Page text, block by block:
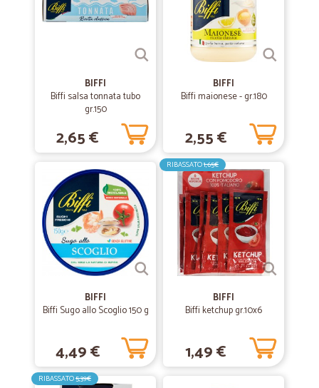
—Maria caterina A.
Mi sono ritrovata a ordinare su questo…
Mi sono ritrovata a ordinare su questo sito...quasi per caso, ma dopo
proprio piacere......ho trovato la qualità e la convenienza,nonchè una
grande professionalità!!! Che dire complimenti e al prossimo ordine!
30/10/2020
Gabbani V.
Ottimo servizio
Consegna velocissima
10/06/2020
—Alessandro G.
Ottimo servizio
Ottimo servizio
ottimo servizio
ottimo servizio, consegna puntuale e hanno avvisato prima. Gli
oggetti fragili erano accuratamente rivestiti con pluriball i prodotti
BIFFI
Biffi salsa tonnata tubo
gr.150
2,65 €
BIFFI
Biffi maionese - gr.180
2,55 €
BIFFI
Biffi Sugo allo Scoglio 150 g
4,49 €
RIBASSATO1,65€
BIFFI
Biffi ketchup gr.10x6
1,49 €
RIBASSATO5,39€